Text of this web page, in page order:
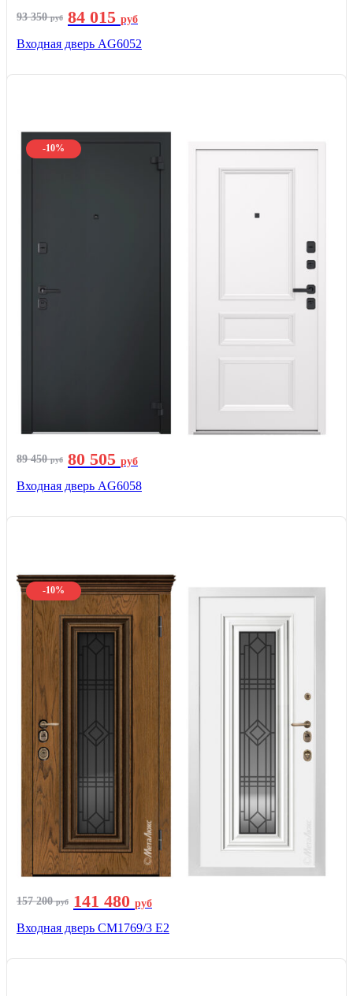
93 350руб 84 015 руб
Входная дверь AG6052
-10%
89 450руб 80 505 руб
Входная дверь AG6058
-10%
157 200руб 141 480 руб
Входная дверь СМ1769/3 Е2